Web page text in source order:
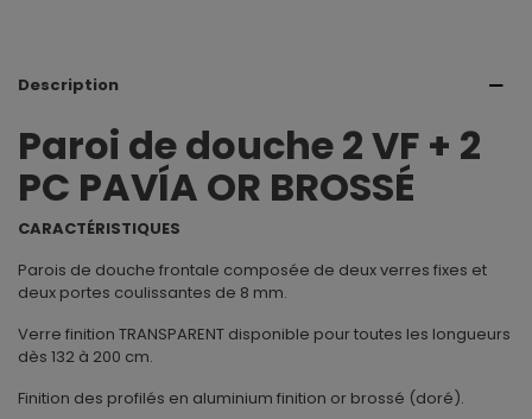
Description
Paroi de douche 2 VF + 2
PC PAVÍA OR BROSSÉ
CARACTÉRISTIQUES
Parois de douche frontale composée de deux verres fixes et
deux portes coulissantes de 8 mm.
Verre finition TRANSPARENT disponible pour toutes les longueurs
dès 132 à 200 cm.
Finition des profilés en aluminium finition or brossé (doré).